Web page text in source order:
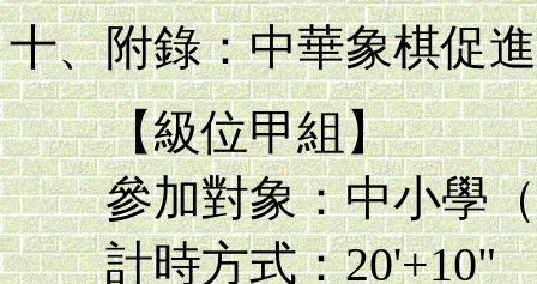
十、附錄：中華象棋促
【級位甲組】
參加對象：中小學
計時方式：20'+10"